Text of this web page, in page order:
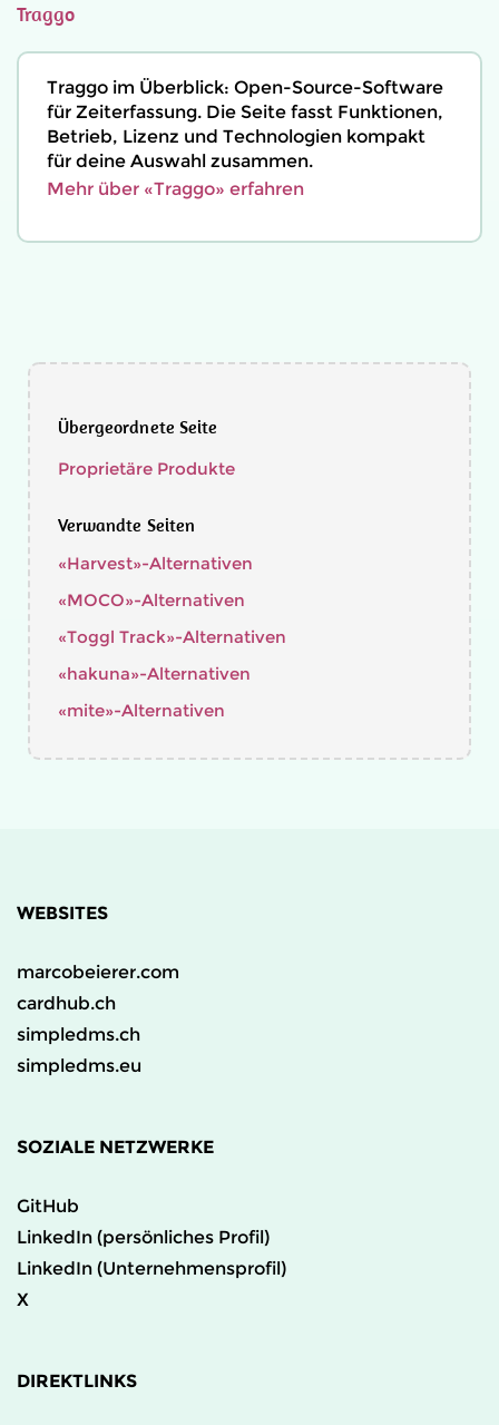
Traggo
Traggo im Überblick: Open-Source-Software
für Zeiterfassung. Die Seite fasst Funktionen,
Betrieb, Lizenz und Technologien kompakt
für deine Auswahl zusammen.
Mehr über «Traggo» erfahren
Übergeordnete Seite
Proprietäre Produkte
Verwandte Seiten
«Harvest»-Alternativen
«MOCO»-Alternativen
«Toggl Track»-Alternativen
«hakuna»-Alternativen
«mite»-Alternativen
WEBSITES
marcobeierer.com
cardhub.ch
simpledms.ch
simpledms.eu
SOZIALE NETZWERKE
GitHub
LinkedIn (persönliches Profil)
LinkedIn (Unternehmensprofil)
X
DIREKTLINKS